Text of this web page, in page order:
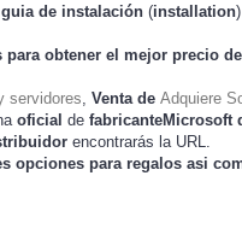
guia de instalación (installation
para obtener el mejor precio
servidores Venta de Adquiere
oficial de fabricanteMicrosoft
encontrarás la URL.
opciones para regalos asi